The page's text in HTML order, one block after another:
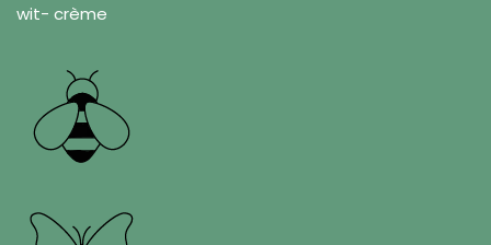
wit- crème